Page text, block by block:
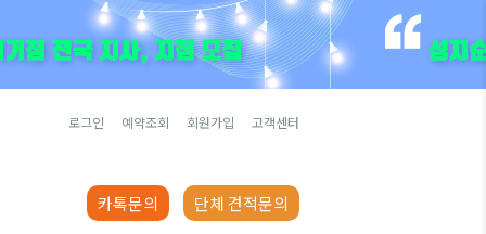
로그인 예약조회 회원가입 고객센터
단체 견적문의
카톡문의